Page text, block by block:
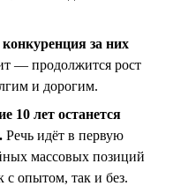
за них
— продолжится рост
и дорогим.
10 лет останется
Речь идёт в первую
массовых позиций
с опытом, так и без.